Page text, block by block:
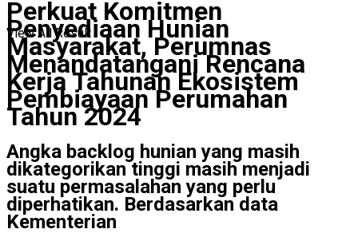
View All Result
Perkuat Komitmen
Penyediaan Hunian
Masyarakat, Perumnas
Menandatangani Rencana
Kerja Tahunan Ekosistem
Pembiayaan Perumahan
Tahun 2024
Angka backlog hunian yang masih
dikategorikan tinggi masih menjadi
suatu permasalahan yang perlu
diperhatikan. Berdasarkan data
Kementerian